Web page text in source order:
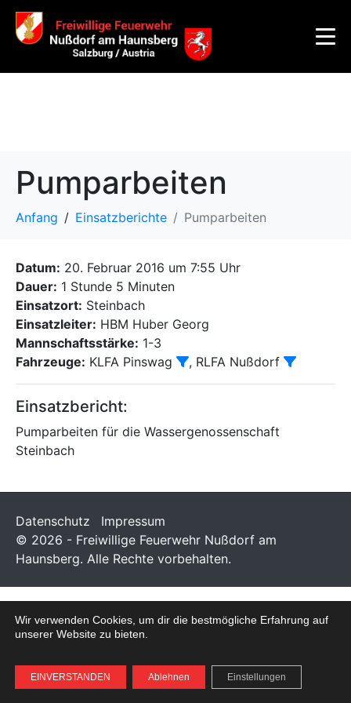
Pumparbeiten
Anfang Einsatzberichte Pumparbeiten
Datum: 20. Februar 2016 um 7:55 Uhr
Dauer: 1 Stunde 5 Minuten
Einsatzort: Steinbach
Einsatzleiter: HBM Huber Georg
Mannschaftsstärke: 1-3
Fahrzeuge: KLFA Pinswag , RLFA Nußdorf
Einsatzbericht:
Pumparbeiten für die Wassergenossenschaft
Steinbach
Datenschutz
Impressum
© 2026 - Freiwillige Feuerwehr Nußdorf am
Haunsberg. Alle Rechte vorbehalten.
Wir verwenden Cookies, um dir die bestmögliche Erfahrung auf
unserer Website zu bieten.
EINVERSTANDEN Ablehnen Einstellungen